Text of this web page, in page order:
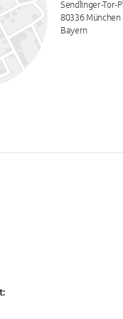
Sendlinger-Tor-
80336 München
Bayern